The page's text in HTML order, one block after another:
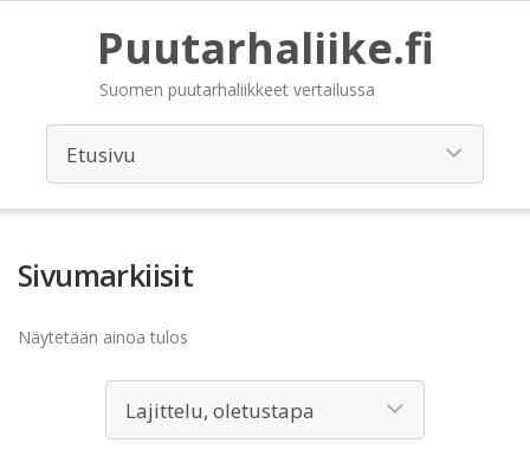
Puutarhaliike.fi
Suomen puutarhaliikkeet vertailussa
Sivumarkiisit
Näytetään ainoa tulos